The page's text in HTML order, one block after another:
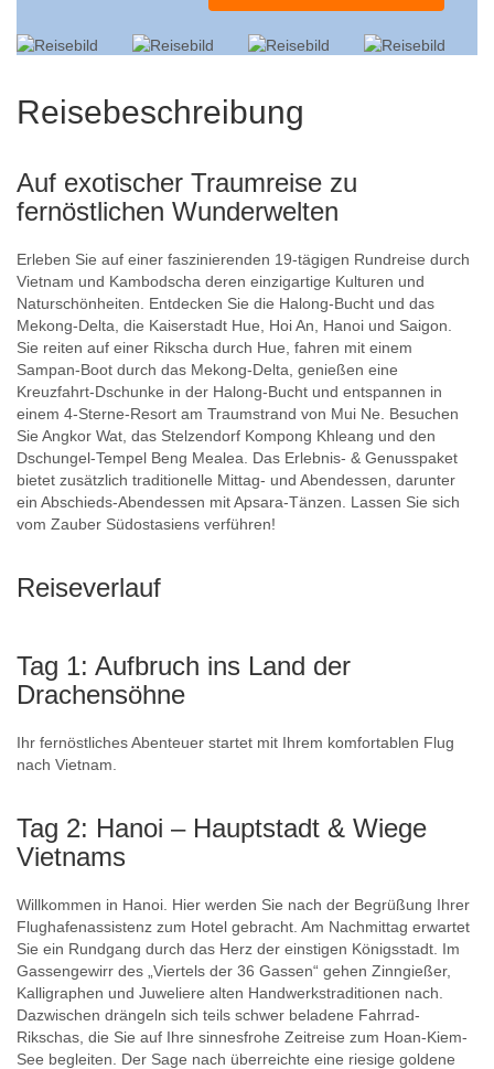
Reisebeschreibung
Auf exotischer Traumreise zu
fernöstlichen Wunderwelten
Erleben Sie auf einer faszinierenden 19-tägigen Rundreise durch
Vietnam und Kambodscha deren einzigartige Kulturen und
Naturschönheiten. Entdecken Sie die Halong-Bucht und das
Mekong-Delta, die Kaiserstadt Hue, Hoi An, Hanoi und Saigon.
Sie reiten auf einer Rikscha durch Hue, fahren mit einem
Sampan-Boot durch das Mekong-Delta, genießen eine
Kreuzfahrt-Dschunke in der Halong-Bucht und entspannen in
einem 4-Sterne-Resort am Traumstrand von Mui Ne. Besuchen
Sie Angkor Wat, das Stelzendorf Kompong Khleang und den
Dschungel-Tempel Beng Mealea. Das Erlebnis- & Genusspaket
bietet zusätzlich traditionelle Mittag- und Abendessen, darunter
ein Abschieds-Abendessen mit Apsara-Tänzen. Lassen Sie sich
vom Zauber Südostasiens verführen!
Reiseverlauf
Tag 1: Aufbruch ins Land der
Drachensöhne
Ihr fernöstliches Abenteuer startet mit Ihrem komfortablen Flug
nach Vietnam.
Tag 2: Hanoi – Hauptstadt & Wiege
Vietnams
Willkommen in Hanoi. Hier werden Sie nach der Begrüßung Ihrer
Flughafenassistenz zum Hotel gebracht. Am Nachmittag erwartet
Sie ein Rundgang durch das Herz der einstigen Königsstadt. Im
Gassengewirr des „Viertels der 36 Gassen“ gehen Zinngießer,
Kalligraphen und Juweliere alten Handwerkstraditionen nach.
Dazwischen drängeln sich teils schwer beladene Fahrrad-
Rikschas, die Sie auf Ihre sinnesfrohe Zeitreise zum Hoan-Kiem-
See begleiten. Der Sage nach überreichte eine riesige goldene